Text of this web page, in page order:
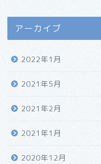
アーカイブ
2022年1月
2021年5月
2021年2月
2021年1月
2020年12月